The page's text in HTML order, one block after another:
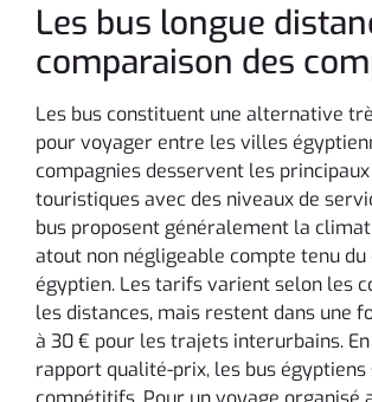
Les bus longue
comparaison des
Les bus constituent une alternative
pour voyager entre les villes
compagnies desservent les
touristiques avec des niveaux de
bus proposent généralement la
atout non négligeable compte tenu
égyptien. Les tarifs varient selon les
les distances, mais restent dans une
à 30 € pour les trajets interurbains.
rapport qualité-prix, les bus